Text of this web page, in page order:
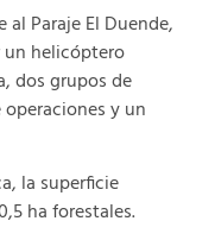
Paraje El Duende,
helicóptero
dos grupos de
y un
la superficie
ha forestales.